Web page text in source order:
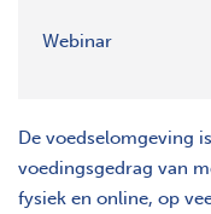
Webinar
De voedselomgeving
voedingsgedrag van
fysiek en online, op